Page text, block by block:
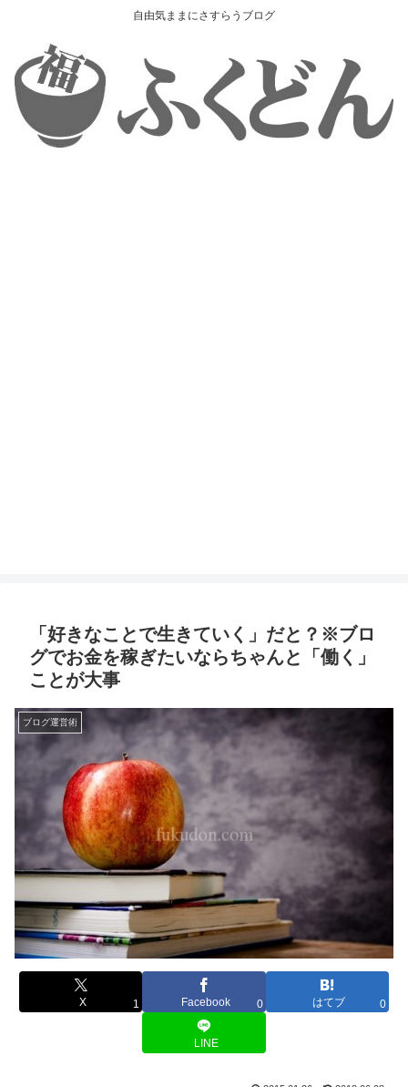
自由気ままにさすらうブログ
「好きなことで生きていく」だと？※ブロ
グでお金を稼ぎたいならちゃんと「働く」
ことが大事
ブログ運営術
X 1 Facebook 0 はてブ 0
LINE